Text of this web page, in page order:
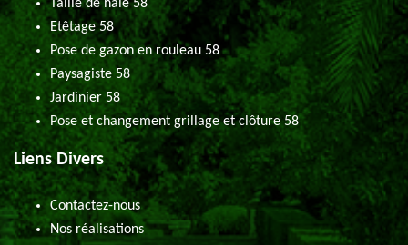
Taille de haie 58
Etêtage 58
Pose de gazon en rouleau 58
Paysagiste 58
Jardinier 58
Pose et changement grillage et clôture 58
Liens Divers
Contactez-nous
Nos réalisations